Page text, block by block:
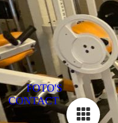
FOTO'S
CONTACT